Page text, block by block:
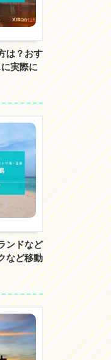
は？おす
実際に
ンドなど
など移動